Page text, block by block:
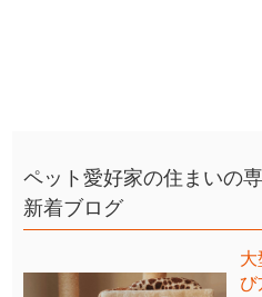
ペット愛好家の住まいの
新着ブログ
大
び